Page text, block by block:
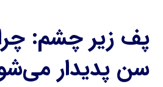
پف زیر چشم:
سن پدیدار